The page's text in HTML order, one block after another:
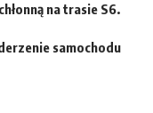
na trasie S6.
samochodu